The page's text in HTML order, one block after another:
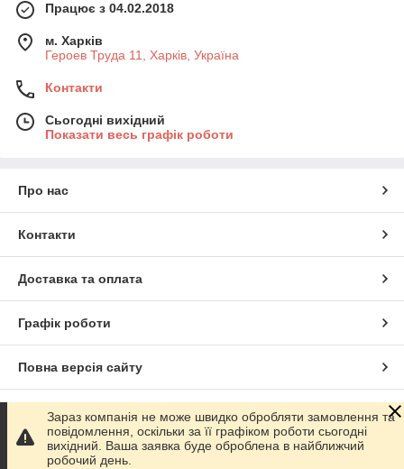
Працює з 04.02.2018
м. Харків
Героев Труда 11, Харків, Україна
Контакти
Сьогодні вихідний
Показати весь графік роботи
Про нас
Контакти
Доставка та оплата
Графік роботи
Повна версія сайту
Сайт створено на маркетплейсіProm.ua
Політика конфіденційності
Зараз компанія не може швидко обробляти замовлення та
повідомлення, оскільки за її графіком роботи сьогодні
вихідний. Ваша заявка буде оброблена в найближчий
робочий день.